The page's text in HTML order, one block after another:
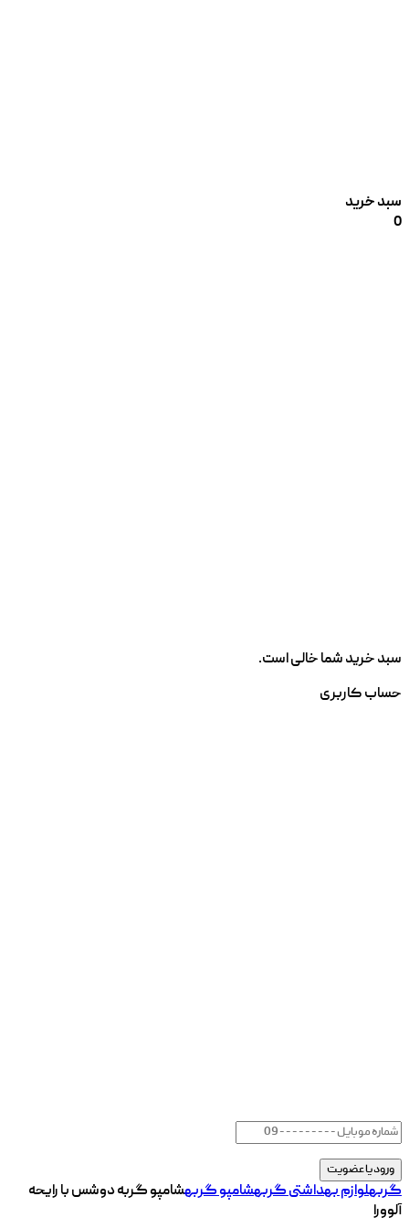
سبد خرید
0
سبد خرید شما خالی است.
حساب کاربری
گربهلوازم بهداشتی گربهشامپو گربهشامپو گربه دوشس با رایحه
آلوورا